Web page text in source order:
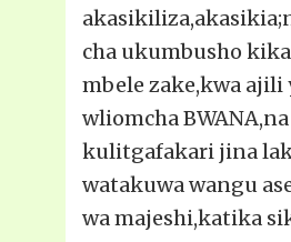
cha ukumbusho
mbele zake,kwa ajili
wliomcha BWANA,na
kulitgafakari jina
watakuwa wangu
wa majeshi,katika